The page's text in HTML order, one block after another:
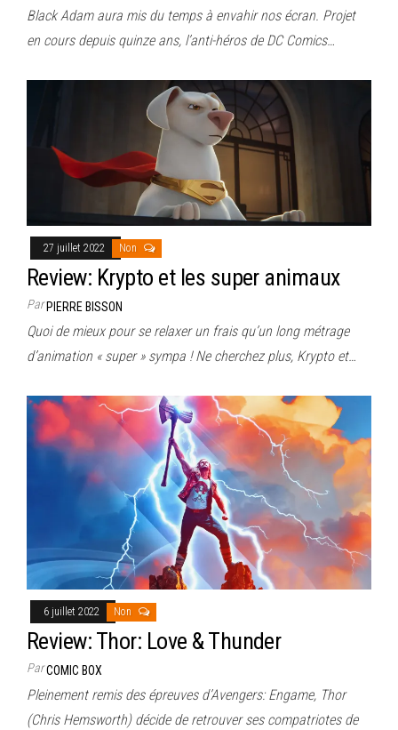
Black Adam aura mis du temps à envahir nos écran. Projet
en cours depuis quinze ans, l’anti-héros de DC Comics…
27 juillet 2022 Non
Review: Krypto et les super animaux
ParPIERRE BISSON
Quoi de mieux pour se relaxer un frais qu’un long métrage
d’animation « super » sympa ! Ne cherchez plus, Krypto et…
6 juillet 2022 Non
Review: Thor: Love & Thunder
ParCOMIC BOX
Pleinement remis des épreuves d’Avengers: Engame, Thor
(Chris Hemsworth) décide de retrouver ses compatriotes de